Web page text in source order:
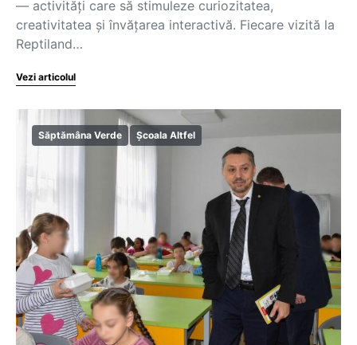
— activități care să stimuleze curiozitatea,
creativitatea și învățarea interactivă. Fiecare vizită la
Reptiland…
Vezi articolul
Săptămâna Verde Școala Altfel